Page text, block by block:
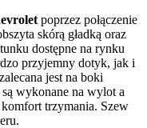
poprzez połączenie
skórą gładką oraz
dostępne na rynku
przyjemny dotyk, jak i
jest na boki
wykonane na wylot a
trzymania. Szew